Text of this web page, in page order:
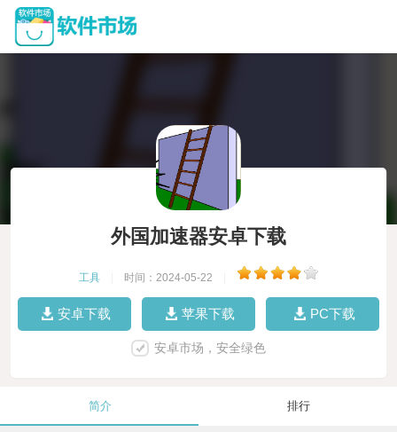
外国加速器安卓下载
工具 时间：2024-05-22
安卓下载 苹果下载 PC下载
安卓市场，安全绿色
简介 排行